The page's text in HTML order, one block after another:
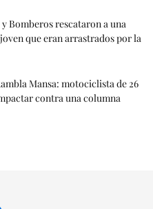
Bomberos rescataron a una
que eran arrastrados por la
Mansa: motociclista de 26
contra una columna